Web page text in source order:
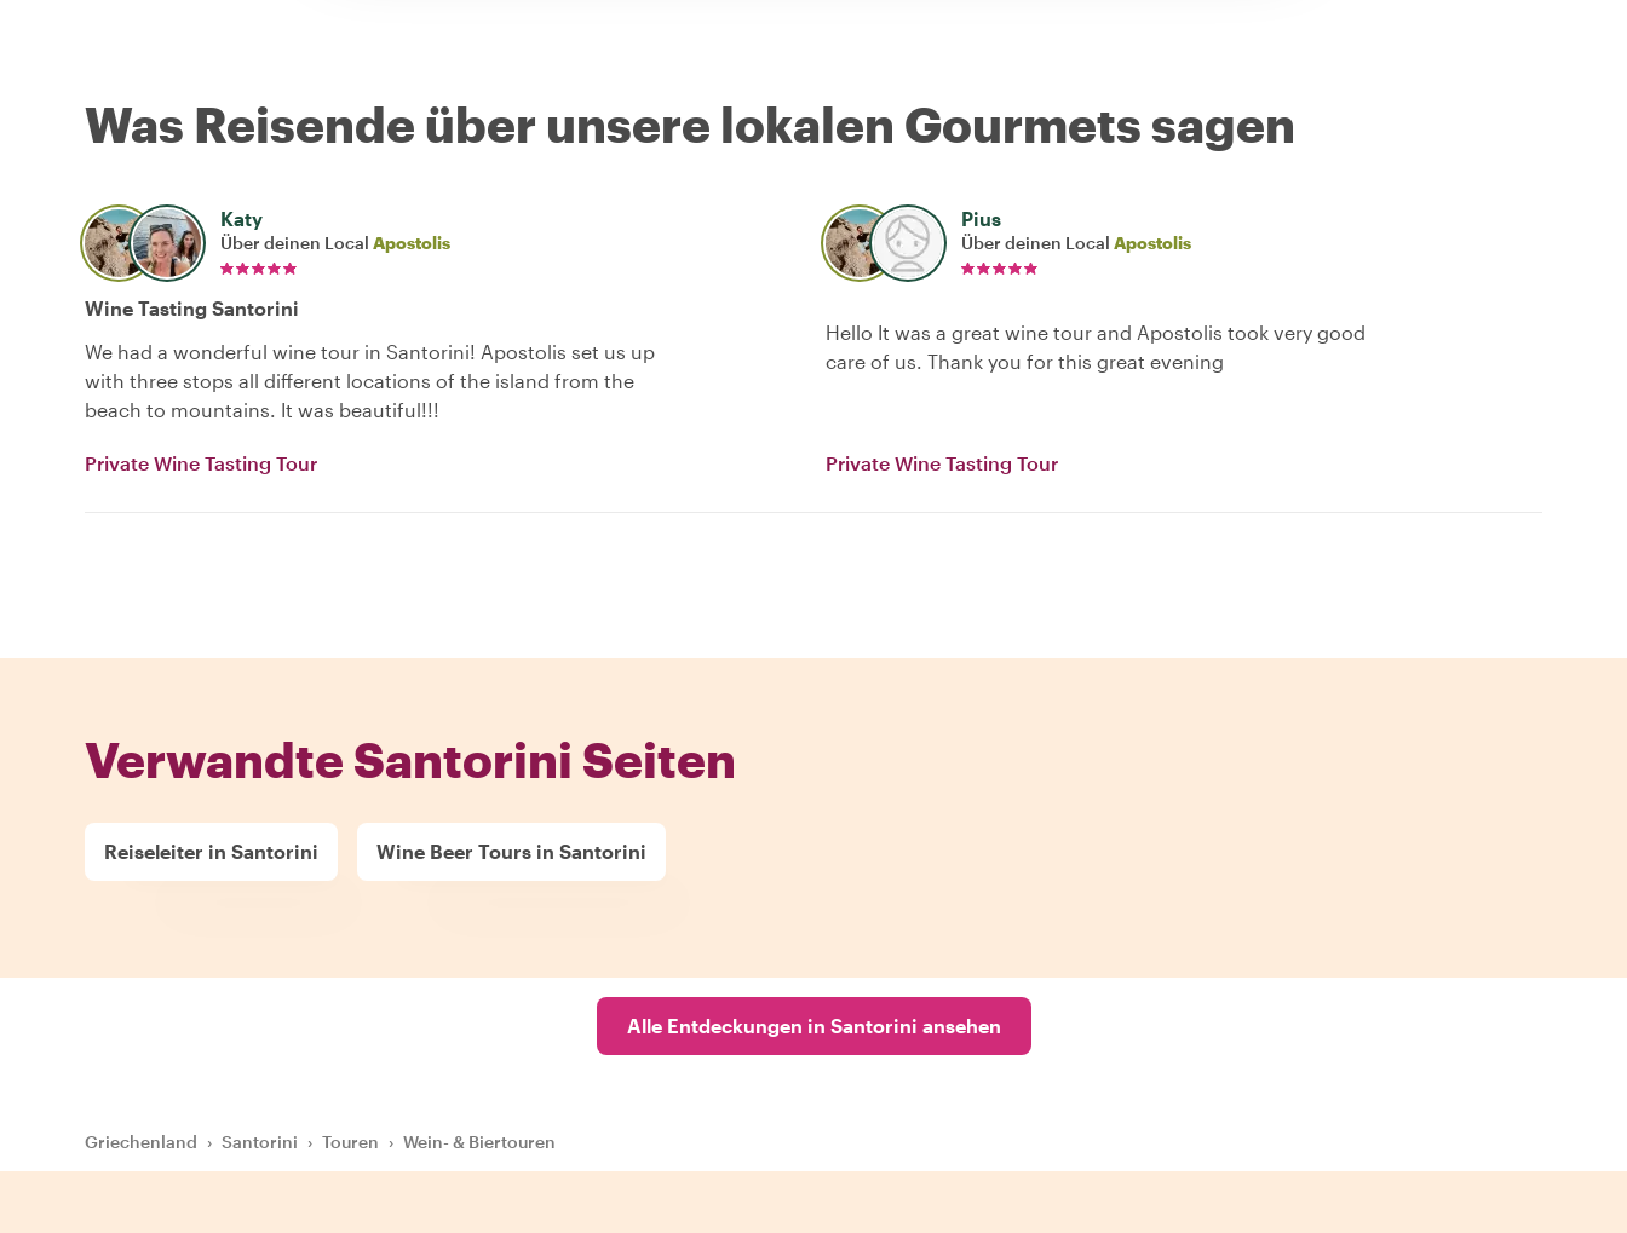
Was Reisende über unsere lokalen Gourmets sagen
Katy
Über deinen Local Apostolis
Wine Tasting Santorini
We had a wonderful wine tour in Santorini! Apostolis set us up
with three stops all different locations of the island from the
beach to mountains. It was beautiful!!!
Private Wine Tasting Tour
Pius
Über deinen Local Apostolis
Hello It was a great wine tour and Apostolis took very good
care of us. Thank you for this great evening
Private Wine Tasting Tour
Verwandte Santorini Seiten
Reiseleiter in Santorini Wine Beer Tours in Santorini
Alle Entdeckungen in Santorini ansehen
Griechenland › Santorini › Touren › Wein- & Biertouren